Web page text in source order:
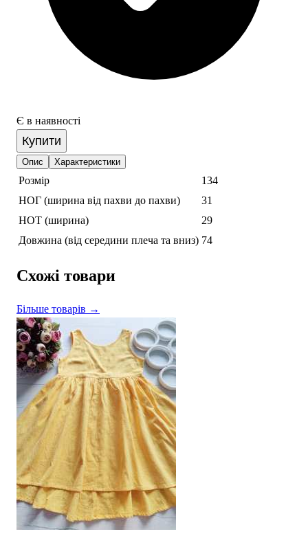
Є в наявності
Купити
Опис Характеристики
Розмір
134
НОГ (ширина від пахви до пахви)
31
НОТ (ширина)
29
Довжина (від середини плеча та вниз) 74
Схожі товари
Більше товарів →